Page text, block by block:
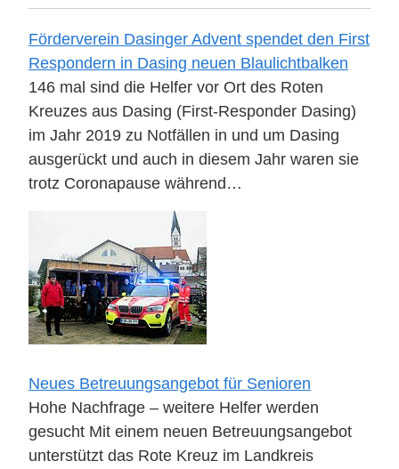
Förderverein Dasinger Advent spendet den First
Respondern in Dasing neuen Blaulichtbalken
146 mal sind die Helfer vor Ort des Roten
Kreuzes aus Dasing (First-Responder Dasing)
im Jahr 2019 zu Notfällen in und um Dasing
ausgerückt und auch in diesem Jahr waren sie
trotz Coronapause während…
Neues Betreuungsangebot für Senioren
Hohe Nachfrage – weitere Helfer werden
gesucht Mit einem neuen Betreuungsangebot
unterstützt das Rote Kreuz im Landkreis